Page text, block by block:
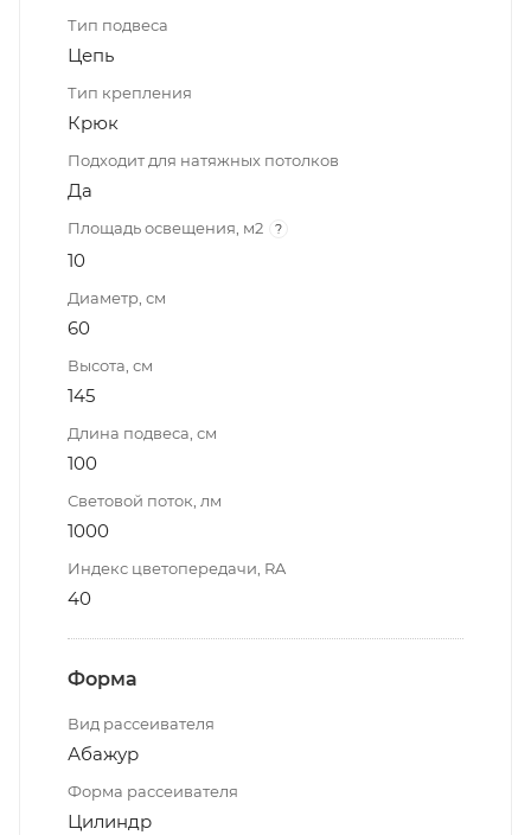
Тип подвеса
Цепь
Тип крепления
Крюк
Подходит для натяжных потолков
Да
Площадь освещения, м2 ?
10
Диаметр, см
60
Высота, см
145
Длина подвеса, см
100
Световой поток, лм
1000
Индекс цветопередачи, RA
40
Форма
Вид рассеивателя
Абажур
Форма рассеивателя
Цилиндр